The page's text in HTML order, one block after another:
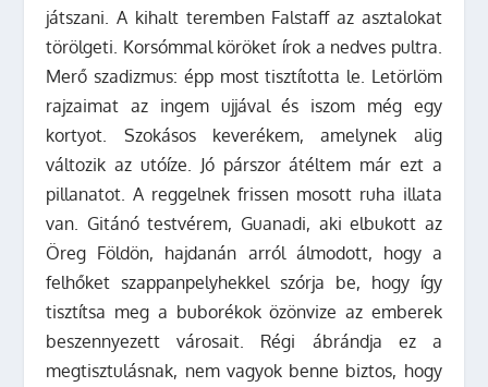
játszani. A kihalt teremben Falstaff az asztalokat
törölgeti. Korsómmal köröket írok a nedves pultra.
Merő szadizmus: épp most tisztította le. Letörlöm
rajzaimat az ingem ujjával és iszom még egy
kortyot. Szokásos keverékem, amelynek alig
változik az utóíze. Jó párszor átéltem már ezt a
pillanatot. A reggelnek frissen mosott ruha illata
van. Gitánó testvérem, Guanadi, aki elbukott az
Öreg Földön, hajdanán arról álmodott, hogy a
felhőket szappanpelyhekkel szórja be, hogy így
tisztítsa meg a buborékok özönvize az emberek
beszennyezett városait. Régi ábrándja ez a
megtisztulásnak, nem vagyok benne biztos, hogy